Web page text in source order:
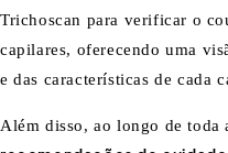
Trichoscan para verificar o
capilares, oferecendo uma
e das características de cada
Além disso, ao longo de toda